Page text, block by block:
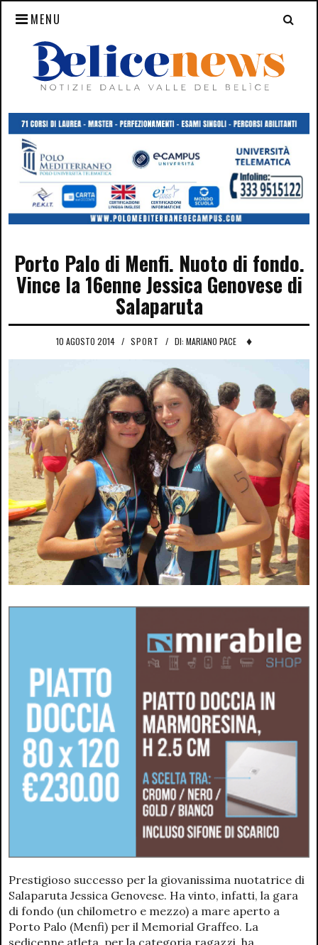
MENU
Porto Palo di Menfi. Nuoto di fondo.
Vince la 16enne Jessica Genovese di
Salaparuta
10 AGOSTO 2014 / SPORT / DI: MARIANO PACE ♦
Prestigioso successo per la giovanissima nuotatrice di
Salaparuta Jessica Genovese. Ha vinto, infatti, la gara
di fondo (un chilometro e mezzo) a mare aperto a
Porto Palo (Menfi) per il Memorial Graffeo. La
sedicenne atleta, per la categoria ragazzi, ha